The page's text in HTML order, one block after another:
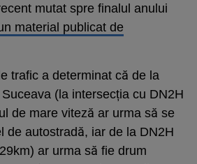
mutat spre finalul anului
material publicat de
trafic a determinat că de la
(la intersecția cu DN2H
de mare viteză ar urma să se
de autostradă, iar de la DN2H
ar urma să fie drum